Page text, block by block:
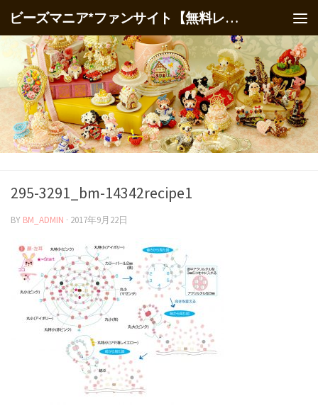
ビーズマニア*ファンサイト【無料レシピ】
295-3291_bm-14342recipe1
BY BM_ADMIN · 2017年9月22日